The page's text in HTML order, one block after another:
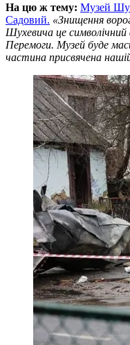
На цю ж тему: Музей
Садовий. «Знищення
Шухевича це
Перемоги. Музей буде
частина присвячена